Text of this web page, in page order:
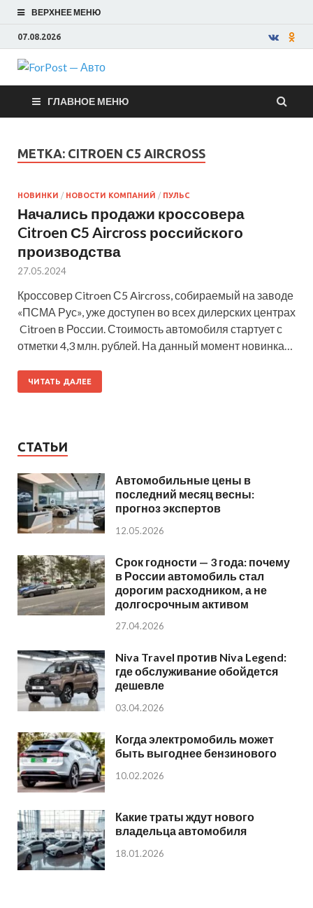
ВЕРХНЕЕ МЕНЮ
07.08.2026
ForPost —
Авто
ГЛАВНОЕ МЕНЮ
МЕТКА: CITROEN С5 AIRCROSS
НОВИНКИ / НОВОСТИ КОМПАНИЙ / ПУЛЬС
Начались продажи кроссовера
Citroen С5 Aircross российского
производства
27.05.2024
Кроссовер Citroen С5 Aircross, собираемый на заводе
«ПСМА Рус», уже доступен во всех дилерских центрах
Citroen в России. Стоимость автомобиля стартует с
отметки 4,3 млн. рублей. На данный момент новинка…
ЧИТАТЬ ДАЛЕЕ
СТАТЬИ
Автомобильные цены в
последний месяц весны:
прогноз экспертов
12.05.2026
Срок годности — 3 года: почему
в России автомобиль стал
дорогим расходником, а не
долгосрочным активом
27.04.2026
Niva Travel против Niva Legend:
где обслуживание обойдется
дешевле
03.04.2026
Когда электромобиль может
быть выгоднее бензинового
10.02.2026
Какие траты ждут нового
владельца автомобиля
18.01.2026